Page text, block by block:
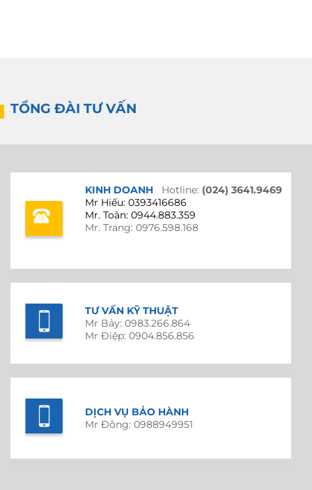
TỔNG ĐÀI TƯ VẤN
KINH DOANH Hotline: (024) 3641.9469
Mr Hiếu: 0393416686
Mr. Toàn: 0944.883.359
Mr. Trang: 0976.598.168
TƯ VẤN KỸ THUẬT
Mr Bảy: 0983.266.864
Mr Điệp: 0904.856.856
DỊCH VỤ BẢO HÀNH
Mr Đông: 0988949951